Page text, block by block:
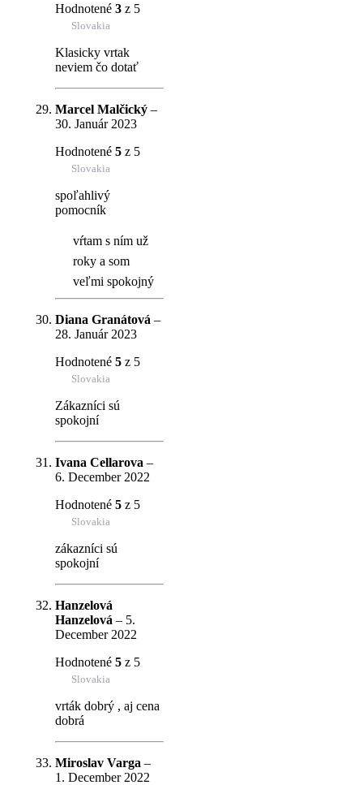
Hodnotené 3 z 5
Slovakia
Klasicky vrtak
neviem čo dotať
Marcel Malčický –
30. Január 2023
Hodnotené 5 z 5
Slovakia
spoľahlivý
pomocník
vŕtam s ním už
roky a som
veľmi spokojný
Diana Granátová –
28. Január 2023
Hodnotené 5 z 5
Slovakia
Zákazníci sú
spokojní
Ivana Cellarova –
6. December 2022
Hodnotené 5 z 5
Slovakia
zákazníci sú
spokojní
Hanzelová
Hanzelová – 5.
December 2022
Hodnotené 5 z 5
Slovakia
vrták dobrý , aj cena
dobrá
Miroslav Varga –
1. December 2022